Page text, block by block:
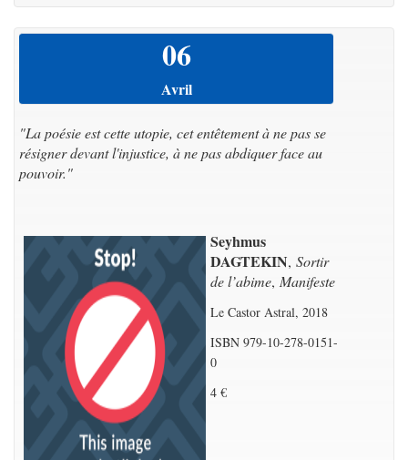
06
Avril
"La poésie est cette utopie, cet entêtement à ne pas se
résigner devant l'injustice, à ne pas abdiquer face au
pouvoir."
Seyhmus
DAGTEKIN, Sortir
de l’abime, Manifeste
Le Castor Astral, 2018
ISBN 979-10-278-0151-
0
4 €